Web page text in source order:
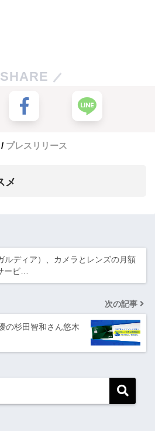
SHARE
プレスリリース
メ
ルディア）、カメラとレンズの月額
ービ…
次の記事
の杉田智和さん悠木